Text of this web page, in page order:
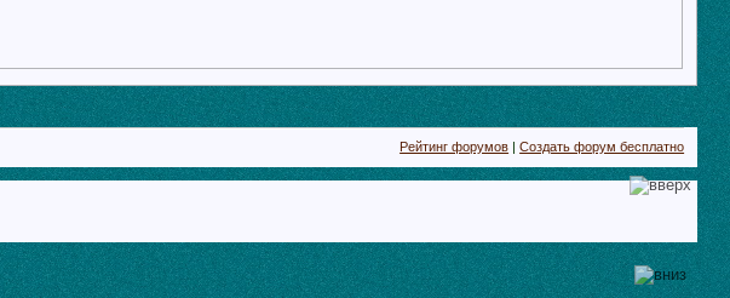
Рейтинг форумов |Создать форум бесплатно